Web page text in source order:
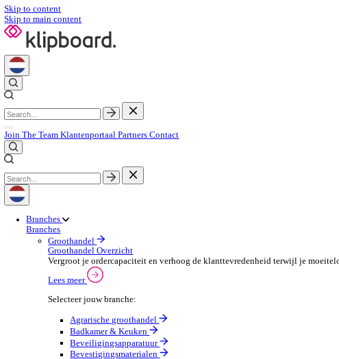
Skip to content
Skip to main content
Klantenportaal
Branches
Groothandel
Groothandel Overzicht
Vergroot je ordercapaciteit en verhoog de
Lees meer